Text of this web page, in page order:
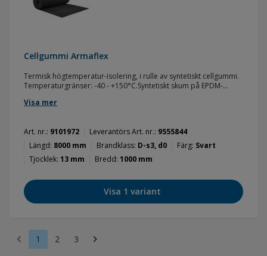
Cellgummi Armaflex
Termisk högtemperatur-isolering, i rulle av syntetiskt cellgummi.
Temperaturgränser: -40 - +150°C.Syntetiskt skum på EPDM-
EN 14304.
Visa mer
Art. nr. 9101972 Leverantörs Art. nr. 9555844
Längd 8000 mm Brandklass D-s3, d0 Färg Svart
Tjocklek 13 mm Bredd 1000 mm
Visa 1 variant
chevron_left 1 2 3 chevron_right